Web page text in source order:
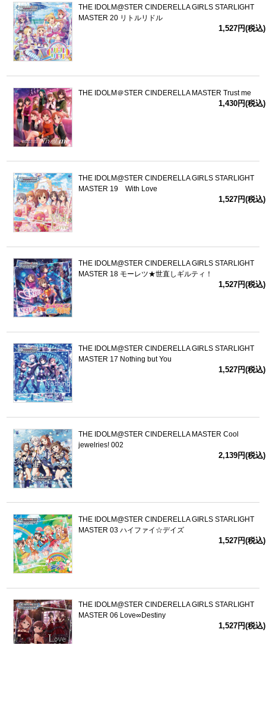
THE IDOLM@STER CINDERELLA GIRLS STARLIGHT
MASTER 20 リトルリドル
1,527円(税込)
THE IDOLM＠STER CINDERELLA MASTER Trust me
1,430円(税込)
THE IDOLM@STER CINDERELLA GIRLS STARLIGHT
MASTER 19 With Love
1,527円(税込)
THE IDOLM@STER CINDERELLA GIRLS STARLIGHT
MASTER 18 モーレツ★世直しギルティ！
1,527円(税込)
THE IDOLM@STER CINDERELLA GIRLS STARLIGHT
MASTER 17 Nothing but You
1,527円(税込)
THE IDOLM@STER CINDERELLA MASTER Cool
jewelries! 002
2,139円(税込)
THE IDOLM@STER CINDERELLA GIRLS STARLIGHT
MASTER 03 ハイファイ☆デイズ
1,527円(税込)
THE IDOLM@STER CINDERELLA GIRLS STARLIGHT
MASTER 06 Love∞Destiny
1,527円(税込)